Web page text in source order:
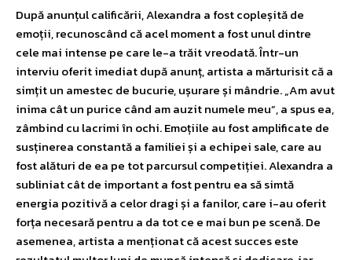
După anunțul calificării, Alexandra a fost copleșită de
emoții, recunoscând că acel moment a fost unul dintre
cele mai intense pe care le-a trăit vreodată. Într-un
interviu oferit imediat după anunț, artista a mărturisit că a
simțit un amestec de bucurie, ușurare și mândrie. „Am avut
inima cât un purice când am auzit numele meu”, a spus ea,
zâmbind cu lacrimi în ochi. Emoțiile au fost amplificate de
susținerea constantă a familiei și a echipei sale, care au
fost alături de ea pe tot parcursul competiției. Alexandra a
subliniat cât de important a fost pentru ea să simtă
energia pozitivă a celor dragi și a fanilor, care i-au oferit
forța necesară pentru a da tot ce e mai bun pe scenă. De
asemenea, artista a menționat că acest succes este